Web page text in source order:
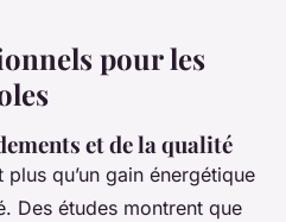
pour les
et de la qualité
plus qu’un gain énergétique
Des études montrent que